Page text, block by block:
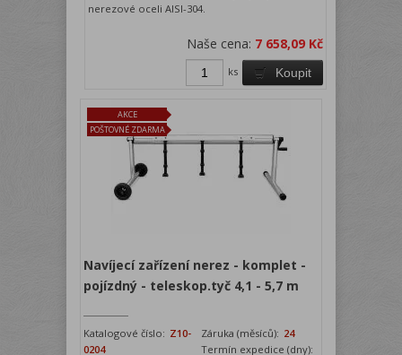
nerezové oceli AISI-304.
Naše cena: 7 658,09 Kč
Koupit
ks
AKCE
POŠTOVNÉ ZDARMA
Navíjecí zařízení nerez - komplet -
pojízdný - teleskop.tyč 4,1 - 5,7 m
Katalogové číslo: Z10-
0204
Záruka (měsíců): 24
Termín expedice (dny):